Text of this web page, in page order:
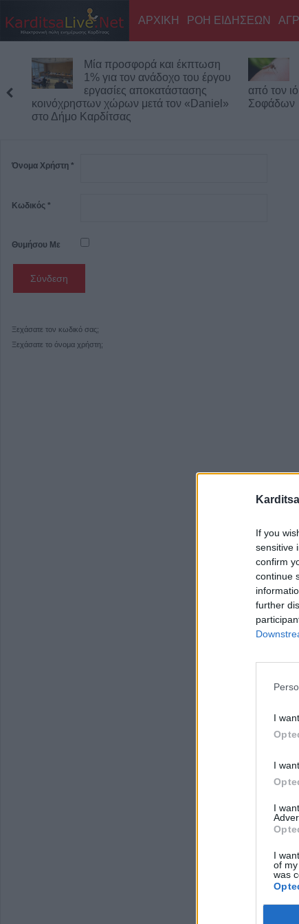
If you
sensitive
confirm
continue
further
I
I
I
I
of
was
ΑΡΧΙΚΗ ΡΟΗ ΕΙΔΗΣΕΩΝ
Μία προσφορά και έκπτωση
1% για τον ανάδοχο του έργου
εργασίες αποκατάστασης
κοινόχρηστων χώρων μετά τον «Daniel»
στο Δήμο Καρδίτσας
από τον
Σοφάδων
Όνομα Χρήστη *
Κωδικός *
Θυμήσου Με
Σύνδεση
Ξεχάσατε τον κωδικό σας;
Ξεχάσατε το όνομα χρήστη;